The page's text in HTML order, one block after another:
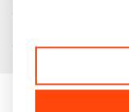
KOSTENLOSER
KUNDEN